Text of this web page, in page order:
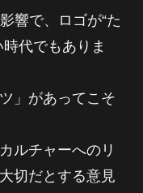
響で、ロゴが“た
代でもありま
」があってこそ
ルチャーへのリ
切だとする意見